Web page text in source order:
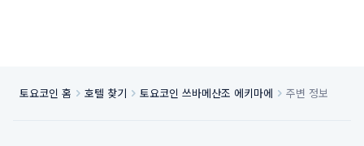
토요코인 홈 호텔 찾기 토요코인 쓰바메산조 에키마에 주변 정보